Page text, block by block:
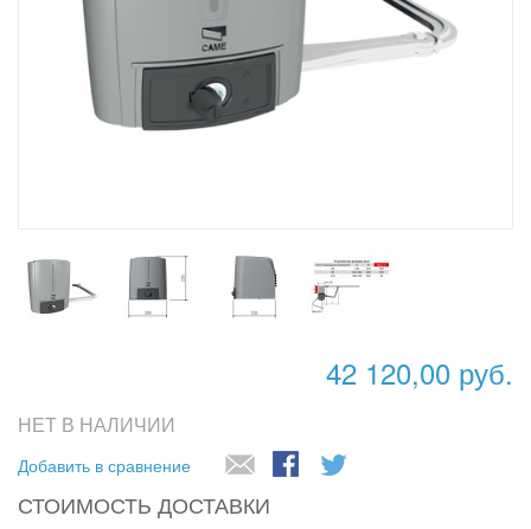
42 120,00 руб.
НЕТ В НАЛИЧИИ
Добавить в сравнение
СТОИМОСТЬ ДОСТАВКИ